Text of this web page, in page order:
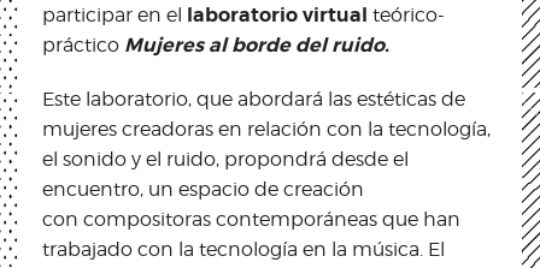
participar en el laboratorio virtual teórico-
práctico Mujeres al borde del ruido.
Este laboratorio, que abordará las estéticas de
mujeres creadoras en relación con la tecnología,
el sonido y el ruido, propondrá desde el
encuentro, un espacio de creación
con compositoras contemporáneas que han
trabajado con la tecnología en la música. El